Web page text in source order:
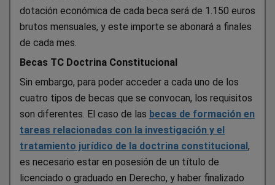
dotación económica de cada beca será de 1.150 euros
brutos mensuales, y este importe se abonará a finales
de cada mes.
Becas TC Doctrina Constitucional
Sin embargo, para poder acceder a cada uno de los
cuatro tipos de becas que se convocan, los requisitos
son diferentes. El caso de las becas de formación en
tareas relacionadas con la investigación y el
tratamiento jurídico de la doctrina constitucional,
es necesario estar en posesión de un título de
licenciado o graduado en Derecho, y haber finalizado